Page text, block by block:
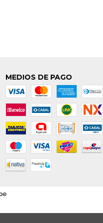
MEDIOS DE PAGO